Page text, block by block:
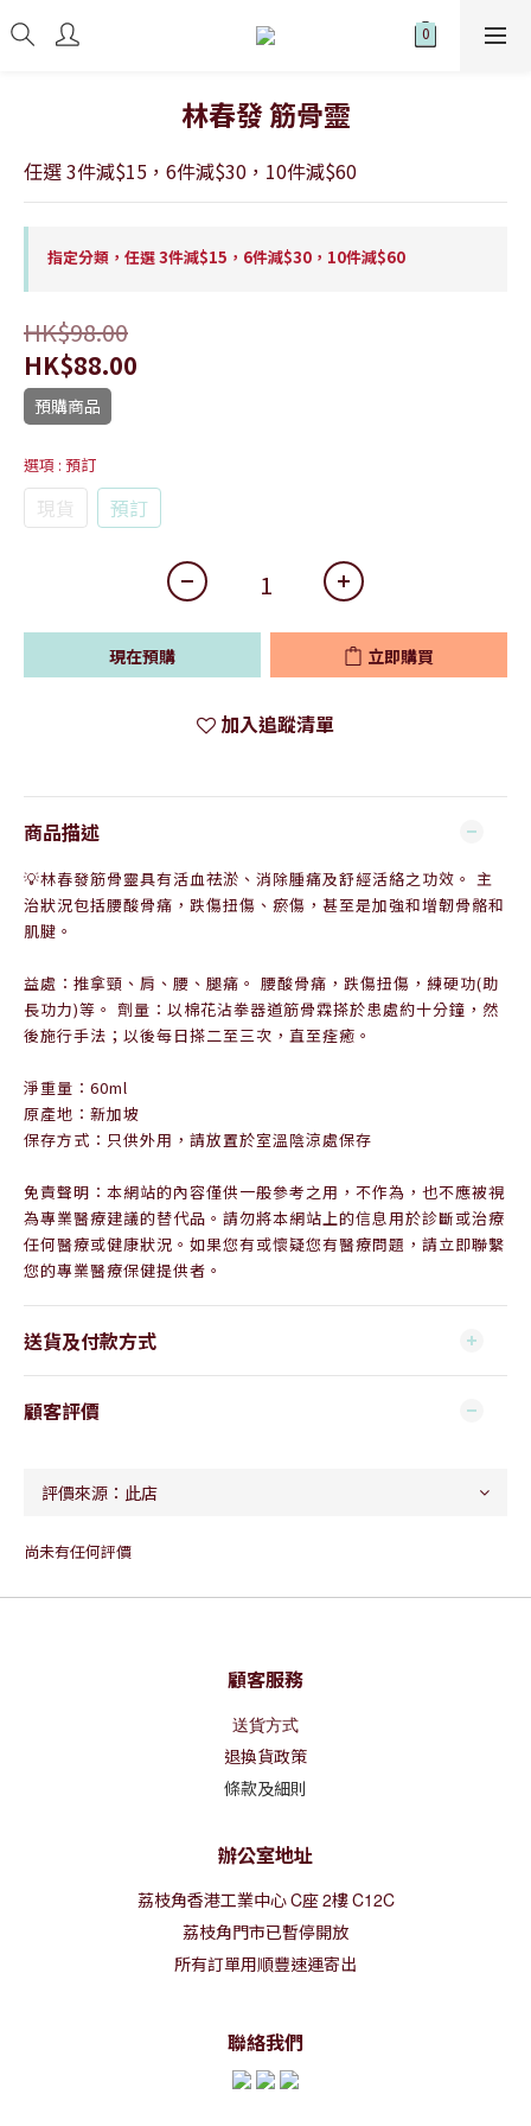
林春發 筋骨靈
任選 3件減$15，6件減$30，10件減$60
指定分類，任選 3件減$15，6件減$30，10件減$60
HK$98.00
HK$88.00
預購商品
選項 : 預訂
現貨 預訂
現在預購 立即購買
加入追蹤清單
商品描述
💡林春發筋骨靈具有活血祛淤、消除腫痛及舒經活絡之功效。 主
治狀況包括腰酸骨痛，跌傷扭傷、瘀傷，甚至是加強和增韌骨骼和
肌腱。
益處：推拿頸、肩、腰、腿痛。 腰酸骨痛，跌傷扭傷，練硬功(助
長功力)等。 劑量：以棉花沾拳器道筋骨霖搽於患處約十分鐘，然
後施行手法；以後每日搽二至三次，直至痊癒。
淨重量： 60ml
原產地：新加坡
保存方式：只供外用，請放置於室溫陰涼處保存
免責聲明：本網站的內容僅供一般參考之用，不作為，也不應被視
為專業醫療建議的替代品。請勿將本網站上的信息用於診斷或治療
任何醫療或健康狀況。如果您有或懷疑您有醫療問題，請立即聯繫
您的專業醫療保健提供者。
送貨及付款方式
顧客評價
尚未有任何評價
顧客服務
送貨方式
退換貨政策
條款及細則
辦公室地址
荔枝角香港工業中心C座2樓C12C
荔枝角門市已暫停開放
所有訂單用順豐速運寄出
聯絡我們